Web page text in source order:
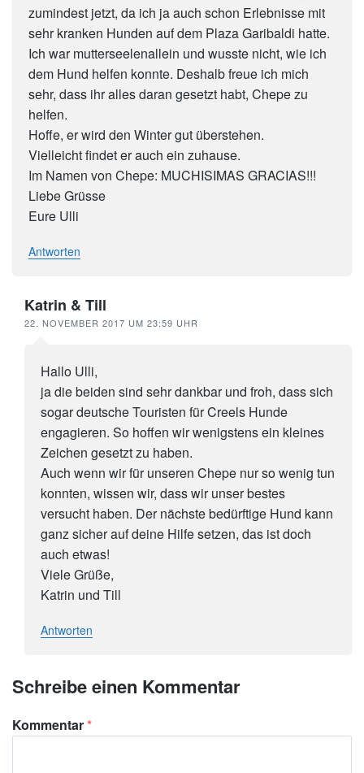
zumindest jetzt, da ich ja auch schon Erlebnisse mit
sehr kranken Hunden auf dem Plaza Garibaldi hatte.
Ich war mutterseelenallein und wusste nicht, wie ich
dem Hund helfen konnte. Deshalb freue ich mich
sehr, dass ihr alles daran gesetzt habt, Chepe zu
helfen.
Hoffe, er wird den Winter gut überstehen.
Vielleicht findet er auch ein zuhause.
Im Namen von Chepe: MUCHISIMAS GRACIAS!!!
Liebe Grüsse
Eure Ulli
Antworten
Katrin & Till
22. NOVEMBER 2017 UM 23:59 UHR
Hallo Ulli,
ja die beiden sind sehr dankbar und froh, dass sich
sogar deutsche Touristen für Creels Hunde
engagieren. So hoffen wir wenigstens ein kleines
Zeichen gesetzt zu haben.
Auch wenn wir für unseren Chepe nur so wenig tun
konnten, wissen wir, dass wir unser bestes
versucht haben. Der nächste bedürftige Hund kann
ganz sicher auf deine Hilfe setzen, das ist doch
auch etwas!
Viele Grüße,
Katrin und Till
Antworten
Schreibe einen Kommentar
Kommentar*